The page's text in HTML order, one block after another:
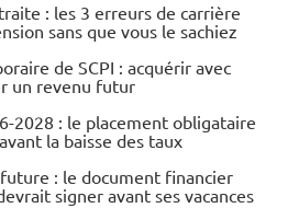
: les 3 erreurs de carrière
sans que vous le sachiez
de SCPI : acquérir avec
un revenu futur
2028 : le placement obligataire
la baisse des taux
: le document financier
signer avant ses vacances